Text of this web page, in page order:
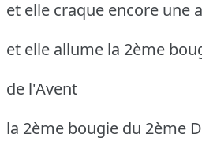
et elle craque encore une
et elle allume la 2ème
de l'Avent
la 2ème bougie du 2ème